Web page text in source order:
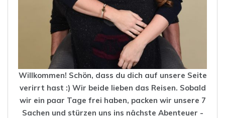
Willkommen! Schön, dass du dich auf unsere Seite
verirrt hast :) Wir beide lieben das Reisen. Sobald
wir ein paar Tage frei haben, packen wir unsere 7
Sachen und stürzen uns ins nächste Abenteuer -